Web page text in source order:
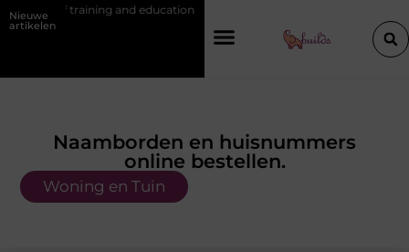
Nieuwe
artikelen
education Waarom je een vochtbestrijdingsbedrijf inschakelt
Naamborden en huisnummers
online bestellen.
Woning en Tuin